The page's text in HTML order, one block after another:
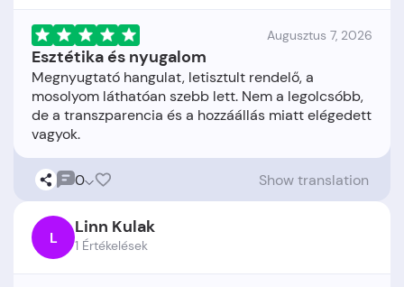
Augusztus 7, 2026
Esztétika és nyugalom
Megnyugtató hangulat, letisztult rendelő, a
mosolyom láthatóan szebb lett. Nem a legolcsóbb,
de a transzparencia és a hozzáállás miatt elégedett
0 Show translation
L Linn Kulak
1 Értékelések